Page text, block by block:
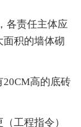
责任主体应
面积的墙体砌
高的底砖
工程指令）